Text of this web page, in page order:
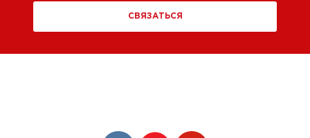
СВЯЗАТЬСЯ